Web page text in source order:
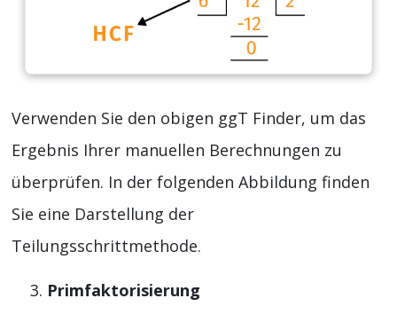
Verwenden Sie den obigen ggT Finder, um das
Ergebnis Ihrer manuellen Berechnungen zu
überprüfen. In der folgenden Abbildung finden
Sie eine Darstellung der
Teilungsschrittmethode.
Primfaktorisierung